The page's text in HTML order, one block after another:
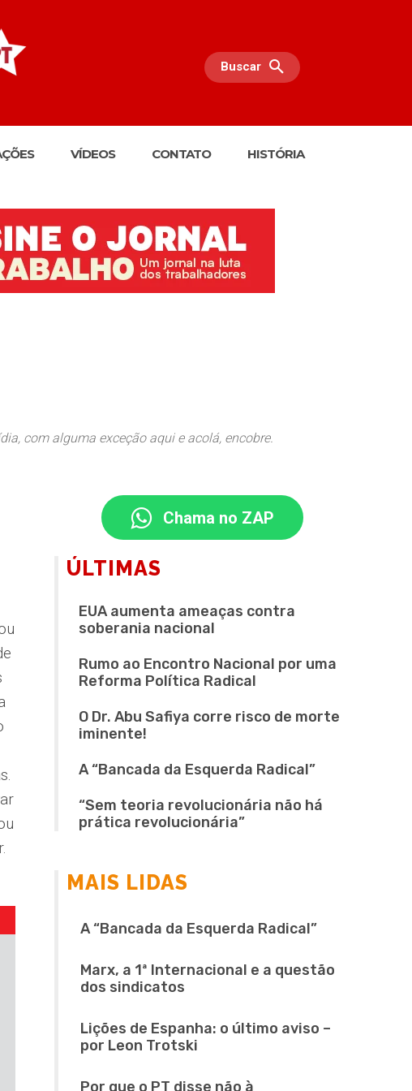
Buscar
VÍDEOS CONTATO HISTÓRIA
com alguma exceção aqui e acolá, encobre.
Chama no ZAP
ÚLTIMAS
EUA aumenta ameaças contra
soberania nacional
Rumo ao Encontro Nacional por uma
Reforma Política Radical
O Dr. Abu Safiya corre risco de morte
iminente!
A “Bancada da Esquerda Radical”
“Sem teoria revolucionária não há
prática revolucionária”
MAIS LIDAS
A “Bancada da Esquerda Radical”
Marx, a 1ª Internacional e a questão
dos sindicatos
Lições de Espanha: o último aviso –
por Leon Trotski
Por que o PT disse não à